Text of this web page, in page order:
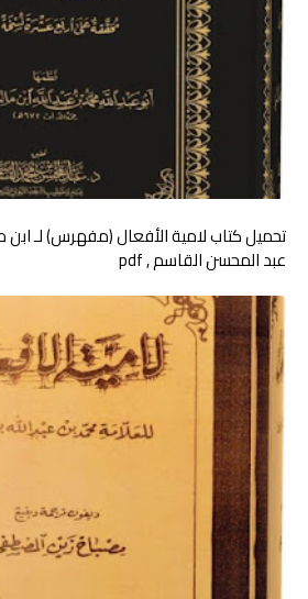
تحميل كتاب لامية الأفعال (مفهرس) لـ
عبد المحسن القاسم , pdf